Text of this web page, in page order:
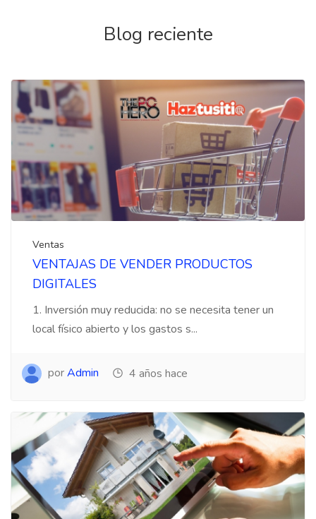
Blog reciente
Ventas
VENTAJAS DE VENDER PRODUCTOS
DIGITALES
1. Inversión muy reducida: no se necesita tener un
local físico abierto y los gastos s...
porAdmin 4 años hace